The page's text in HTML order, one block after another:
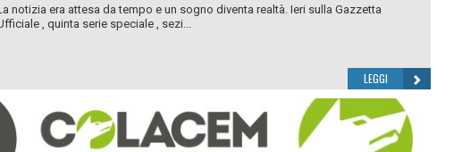
notizia era attesa da tempo e un sogno diventa realtà. Ieri sulla Gazzetta
, quinta serie speciale , sezi...
LEGGI